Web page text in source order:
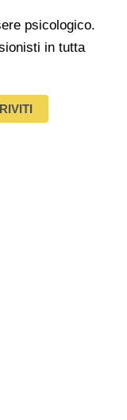
psicologico.
in tutta